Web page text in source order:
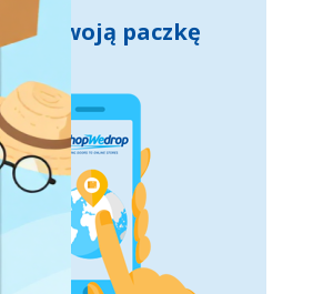
Śledź swoją paczkę